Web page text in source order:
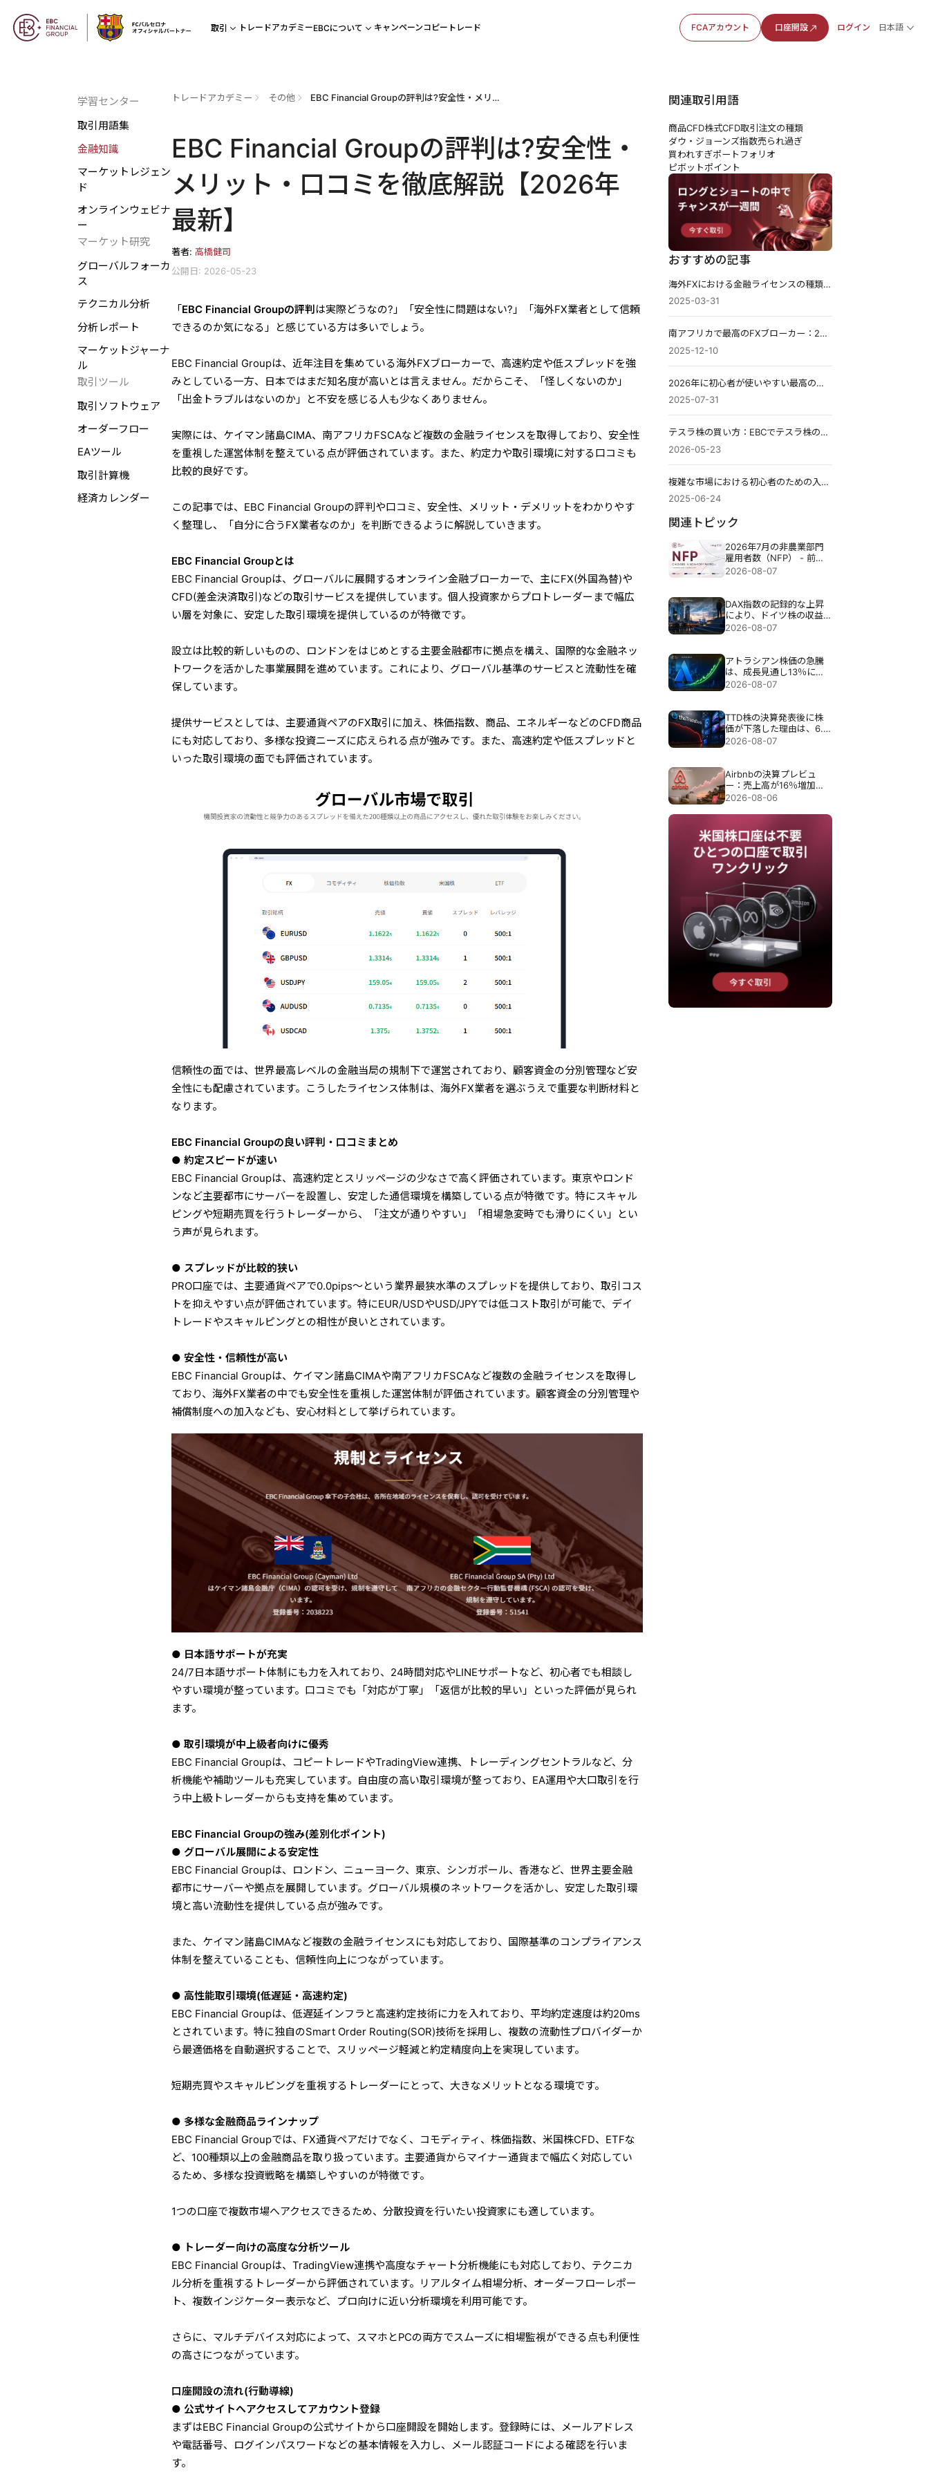
取引 トレードアカデミーEBCについて キャンペーンコピートレード FCAアカウント 口座開設 ログイン 日本語
学習センター
取引用語集
金融知識
マーケットレジェン
ド
オンラインウェビナ
ー
マーケット研究
グローバルフォーカ
ス
テクニカル分析
分析レポート
マーケットジャーナ
ル
取引ツール
取引ソフトウェア
オーダーフロー
EAツール
取引計算機
経済カレンダー
トレードアカデミー その他 EBC Financial Groupの評判は?安全性・メリット・口コミを徹底解説【2026年最新】
EBC Financial Groupの評判は?安全性・
メリット・口コミを徹底解説【2026年
最新】
著者: 高橋健司
公開日: 2026-05-23
「 EBC Financial Groupの評判 は実際どうなの?」「安全性に問題はない?」「海外FX業者として信頼
できるのか気になる」と感じている方は多いでしょう。
EBC Financial Groupは、近年注目を集めている海外FXブローカーで、高速約定や低スプレッドを強
みとしている一方、日本ではまだ知名度が高いとは言えません。だからこそ、「怪しくないのか」
「出金トラブルはないのか」と不安を感じる人も少なくありません。
実際には、ケイマン諸島CIMA、南アフリカFSCAなど複数の金融ライセンスを取得しており、安全性
を重視した運営体制を整えている点が評価されています。また、約定力や取引環境に対する口コミも
比較的良好です。
この記事では、EBC Financial Groupの評判や口コミ、安全性、メリット・デメリットをわかりやす
く整理し、「自分に合うFX業者なのか」を判断できるように解説していきます。
EBC Financial Groupとは
EBC Financial Groupは、グローバルに展開するオンライン金融ブローカーで、主にFX(外国為替)や
CFD(差金決済取引)などの取引サービスを提供しています。個人投資家からプロトレーダーまで幅広
い層を対象に、安定した取引環境を提供しているのが特徴です。
設立は比較的新しいものの、ロンドンをはじめとする主要金融都市に拠点を構え、国際的な金融ネッ
トワークを活かした事業展開を進めています。これにより、グローバル基準のサービスと流動性を確
保しています。
提供サービスとしては、主要通貨ペアのFX取引に加え、株価指数、商品、エネルギーなどのCFD商品
にも対応しており、多様な投資ニーズに応えられる点が強みです。また、高速約定や低スプレッドと
いった取引環境の面でも評価されています。
信頼性の面では、世界最高レベルの金融当局の規制下で運営されており、顧客資金の分別管理など安
全性にも配慮されています。こうしたライセンス体制は、海外FX業者を選ぶうえで重要な判断材料と
なります。
EBC Financial Groupの良い評判・口コミまとめ
● 約定スピードが速い
EBC Financial Groupは、高速約定とスリッページの少なさで高く評価されています。東京やロンド
ンなど主要都市にサーバーを設置し、安定した通信環境を構築している点が特徴です。特にスキャル
ピングや短期売買を行うトレーダーから、「注文が通りやすい」「相場急変時でも滑りにくい」とい
う声が見られます。
● スプレッドが比較的狭い
PRO口座では、主要通貨ペアで0.0pips〜という業界最狭水準のスプレッドを提供しており、取引コス
トを抑えやすい点が評価されています。特にEUR/USDやUSD/JPYでは低コスト取引が可能で、デイ
トレードやスキャルピングとの相性が良いとされています。
● 安全性・信頼性が高い
EBC Financial Groupは、ケイマン諸島CIMAや南アフリカFSCAなど複数の金融ライセンスを取得し
ており、海外FX業者の中でも安全性を重視した運営体制が評価されています。顧客資金の分別管理や
補償制度への加入なども、安心材料として挙げられています。
● 日本語サポートが充実
24/7日本語サポート体制にも力を入れており、24時間対応やLINEサポートなど、初心者でも相談し
やすい環境が整っています。口コミでも「対応が丁寧」「返信が比較的早い」といった評価が見られ
ます。
● 取引環境が中上級者向けに優秀
EBC Financial Groupは、コピートレードやTradingView連携、トレーディングセントラルなど、分
析機能や補助ツールも充実しています。自由度の高い取引環境が整っており、EA運用や大口取引を行
う中上級トレーダーからも支持を集めています。
EBC Financial Groupの強み(差別化ポイント)
● グローバル展開による安定性
EBC Financial Groupは、ロンドン、ニューヨーク、東京、シンガポール、香港など、世界主要金融
都市にサーバーや拠点を展開しています。グローバル規模のネットワークを活かし、安定した取引環
境と高い流動性を提供している点が強みです。
また、ケイマン諸島CIMAなど複数の金融ライセンスにも対応しており、国際基準のコンプライアンス
体制を整えていることも、信頼性向上につながっています。
● 高性能取引環境(低遅延・高速約定)
EBC Financial Groupは、低遅延インフラと高速約定技術に力を入れており、平均約定速度は約20ms
とされています。特に独自のSmart Order Routing(SOR)技術を採用し、複数の流動性プロバイダーか
ら最適価格を自動選択することで、スリッページ軽減と約定精度向上を実現しています。
短期売買やスキャルピングを重視するトレーダーにとって、大きなメリットとなる環境です。
● 多様な金融商品ラインナップ
EBC Financial Groupでは、FX通貨ペアだけでなく、コモディティ、株価指数、米国株CFD、ETFな
ど、100種類以上の金融商品を取り扱っています。主要通貨からマイナー通貨まで幅広く対応してい
るため、多様な投資戦略を構築しやすいのが特徴です。
1つの口座で複数市場へアクセスできるため、分散投資を行いたい投資家にも適しています。
● トレーダー向けの高度な分析ツール
EBC Financial Groupは、TradingView連携や高度なチャート分析機能にも対応しており、テクニカ
ル分析を重視するトレーダーから評価されています。リアルタイム相場分析、オーダーフローレポー
ト、複数インジケーター表示など、プロ向けに近い分析環境を利用可能です。
さらに、マルチデバイス対応によって、スマホとPCの両方でスムーズに相場監視ができる点も利便性
の高さにつながっています。
口座開設の流れ(行動導線)
● 公式サイトへアクセスしてアカウント登録
まずはEBC Financial Groupの公式サイトから口座開設を開始します。登録時には、メールアドレス
や電話番号、ログインパスワードなどの基本情報を入力し、メール認証コードによる確認を行いま
す。
関連取引用語
商品CFD株式CFD取引注文の種類
ダウ・ジョーンズ指数売られ過ぎ
買われすぎポートフォリオ
ピボットポイント
おすすめの記事
海外FXにおける金融ライセンスの種類と信頼性ランキング|注意点も紹介
2025-03-31
南アフリカで最高のFXブローカー：2025年末版
2025-12-10
2026年に初心者が使いやすい最高のコピートレードプラットフォーム
2025-07-31
テスラ株の買い方：EBCでテスラ株の取引を始めよう
2026-05-23
複雑な市場における初心者のための入門としてのコピートレード
2025-06-24
関連トピック
2026年7月の非農業部門
雇用者数（NFP） - 前
回：5万7千人 予測：8万
2026-08-07
DAX指数の記録的な上昇
により、ドイツ株の収益
目標が引き上げられる
2026-08-07
アトラシアン株価の急騰
は、成長見通し13％にも
かかわらず35％急騰し
2026-08-07
TTD株の決算発表後に株
価が下落した理由は、6.5
億ドル売上見通しで30％
2026-08-07
Airbnbの決算プレビュ
ー：売上高が16％増加し
ても、Airbnbの株価が下
2026-08-06